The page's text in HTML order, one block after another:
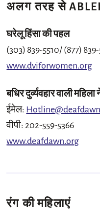
अलग तरह से
घरेलू हिंसा की पहल
(303) 839-5510/ (877)
www.dviforwomen.org
बधिर दुर्व्यवहार वाली
ईमेल:
वीपी: 202-559-5366
www.deafdawn.org
रंग की महिलाएं